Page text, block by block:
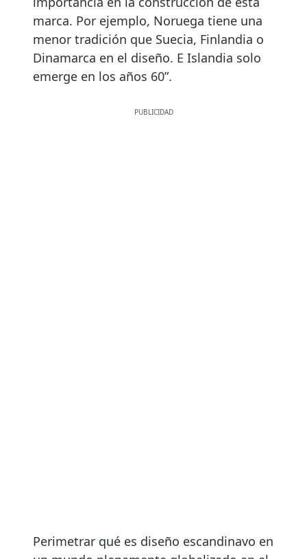
marca. Por ejemplo, Noruega tiene una
menor tradición que Suecia, Finlandia o
Dinamarca en el diseño. E Islandia solo
emerge en los años 60”.
Perimetrar qué es diseño escandinavo en